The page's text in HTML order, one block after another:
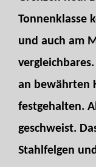
Tonnenklasse
und auch am
an bewährten
festgehalten.
geschweist.
Stahlfelgen